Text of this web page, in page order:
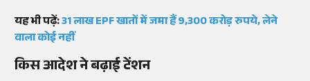
यह भी पढ़ें:31 लाख EPF खातों में जमा हैं 9,300 करोड़ रुपये, लेने
वाला कोई नहीं
किस आदेश ने बढ़ाई टेंशन